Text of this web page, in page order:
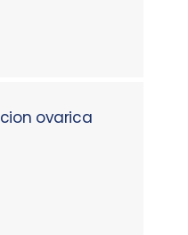
ovarica